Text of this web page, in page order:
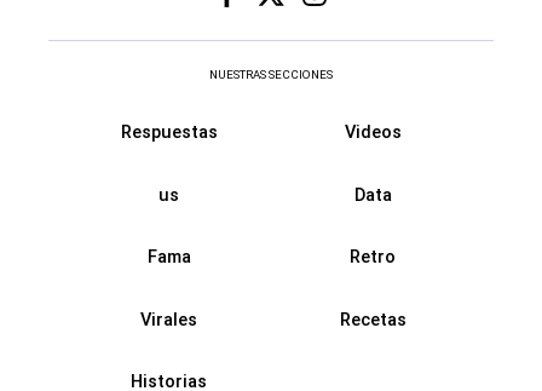
NUESTRAS SECCIONES
Respuestas Videos
us Data
Fama Retro
Virales Recetas
Historias